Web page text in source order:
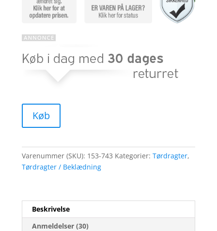
Køb
Varenummer (SKU): 153-743 Kategorier: Tørdragter,
Tørdragter / Beklædning
Beskrivelse
Anmeldelser (30)